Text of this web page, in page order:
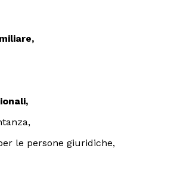
le persone giuridiche,